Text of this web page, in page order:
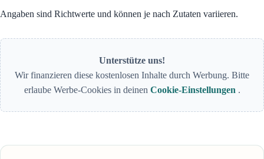
Angaben sind Richtwerte und können je nach Zutaten variieren.
Unterstütze uns!
Wir finanzieren diese kostenlosen Inhalte durch Werbung. Bitte
erlaube Werbe-Cookies in deinen Cookie-Einstellungen .